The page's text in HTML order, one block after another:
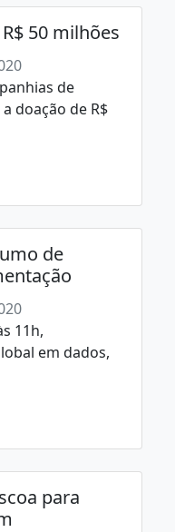
50 milhões
de
doação de R$
de
11h,
em dados,
para